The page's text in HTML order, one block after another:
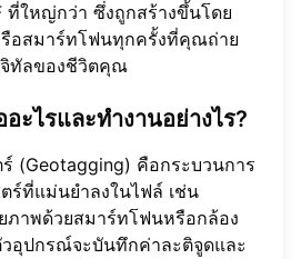
ที่ใหญ่กว่า ซึ่งถูกสร้างขึ้นโดย
อสมาร์ทโฟนทุกครั้งที่คุณถ่าย
จิทัลของชีวิตคุณ
ะไรและทำงานอย่างไร?
(Geotagging) คือกระบวนการ
ร์ที่แม่นยำลงในไฟล์ เช่น
าพด้วยสมาร์ทโฟนหรือกล้อง
อุปกรณ์จะบันทึกค่าละติจูดและ